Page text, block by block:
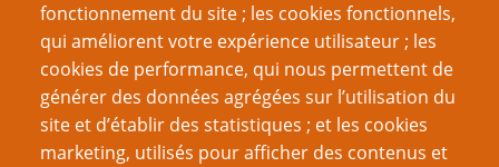
fonctionnement du site ; les cookies fonctionnels,
qui améliorent votre expérience utilisateur ; les
cookies de performance, qui nous permettent de
générer des données agrégées sur l’utilisation du
site et d’établir des statistiques ; et les cookies
marketing, utilisés pour afficher des contenus et
Recherche
Nom d'utilisateur